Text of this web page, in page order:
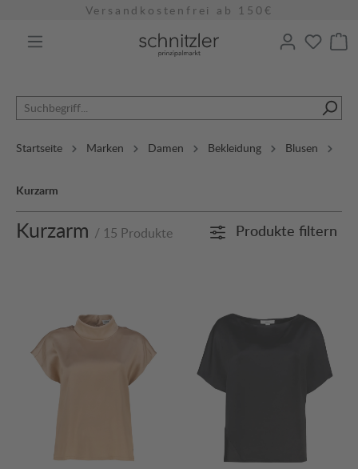
Versandkostenfrei ab 150€
Startseite Marken Damen Bekleidung Blusen
Kurzarm
Kurzarm / 15 Produkte Produkte filtern